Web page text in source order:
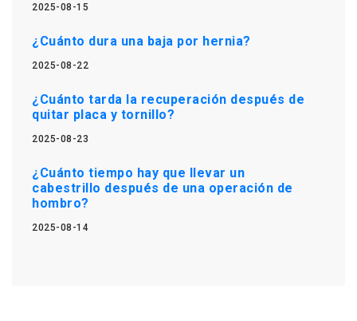
2025-08-15
¿Cuánto dura una baja por hernia?
2025-08-22
¿Cuánto tarda la recuperación después de
quitar placa y tornillo?
2025-08-23
¿Cuánto tiempo hay que llevar un
cabestrillo después de una operación de
hombro?
2025-08-14